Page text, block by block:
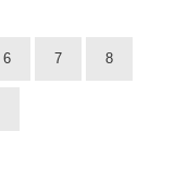
6 7 8